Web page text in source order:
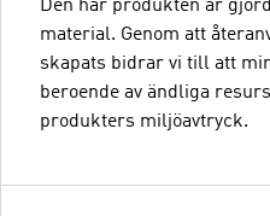
Den här produkten är
material. Genom att
skapats bidrar vi till att
beroende av ändliga
produkters miljöavtryck.